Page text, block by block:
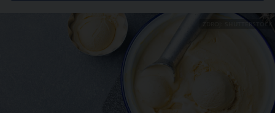
ZDROJ: SHUTTERSTOCK